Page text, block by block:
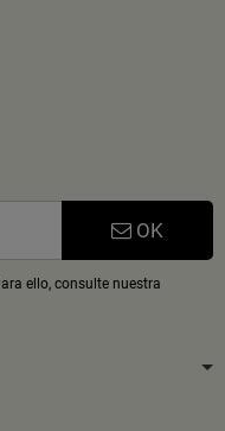
OK
ello, consulte nuestra